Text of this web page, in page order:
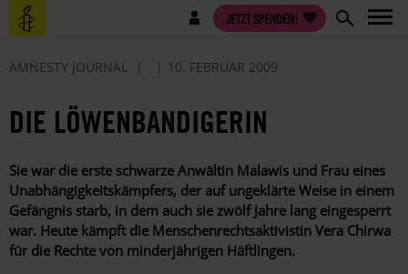
Direkt
zum
Benutzermenü JETZT SPENDEN!
AMNESTY JOURNAL 10. FEBRUAR 2009
DIE LÖWENBANDIGERIN
Sie war die erste schwarze Anwältin Malawis und Frau ­eines
Unabhängigkeitskämpfers, der auf ungeklärte Weise in einem
Gefängnis starb, in dem auch sie zwölf ­Jahre ­lang eingesperrt
war. Heute kämpft die Menschenrechtsaktivistin Vera Chirwa
für die Rechte von minder­jährigen Häftlingen.